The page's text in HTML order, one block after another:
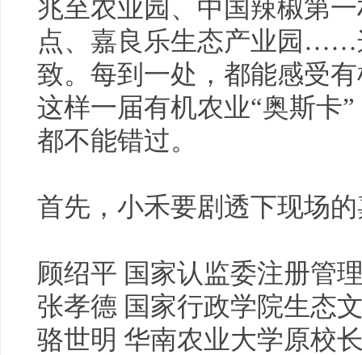
兆至农业园、中国辣椒第
点、嘉良乐生态产业园……
致。每到一处，都能感受
这样一届有机农业“奥斯卡
都不能错过。
首先，小禾要剧透下现场
顾绍平 国家认监委注册管
张孝德 国家行政学院生态
骆世明 华南农业大学原校